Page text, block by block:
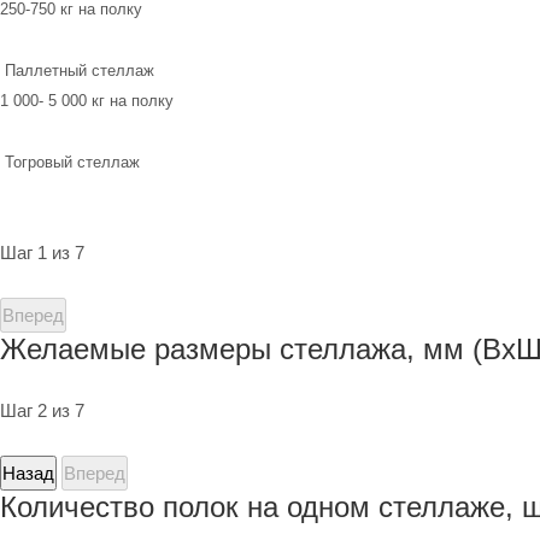
250-750 кг на полку
Паллетный стеллаж
1 000- 5 000 кг на полку
Тогровый стеллаж
Шаг 1 из 7
Вперед
Желаемые размеры стеллажа, мм
Шаг 2 из 7
Назад Вперед
Количество полок на одном стеллаже,